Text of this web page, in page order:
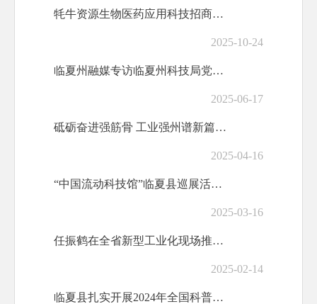
牦牛资源生物医药应用科技招商暨成果转化对接会召开
2025-10-24
临夏州融媒专访临夏州科技局党组书记、局长马海俊
2025-06-17
砥砺奋进强筋骨 工业强州谱新篇——临夏州工业与信息化工作综述
2025-04-16
“中国流动科技馆”临夏县巡展活动暨2025年临夏州科普大篷车社会...
2025-03-16
任振鹤在全省新型工业化现场推进会上强调 坚持打基础调结构促转型增...
2025-02-14
临夏县扎实开展2024年全国科普日系列活动